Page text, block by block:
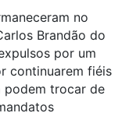
no
Brandão do
por um
continuarem fiéis
podem trocar de